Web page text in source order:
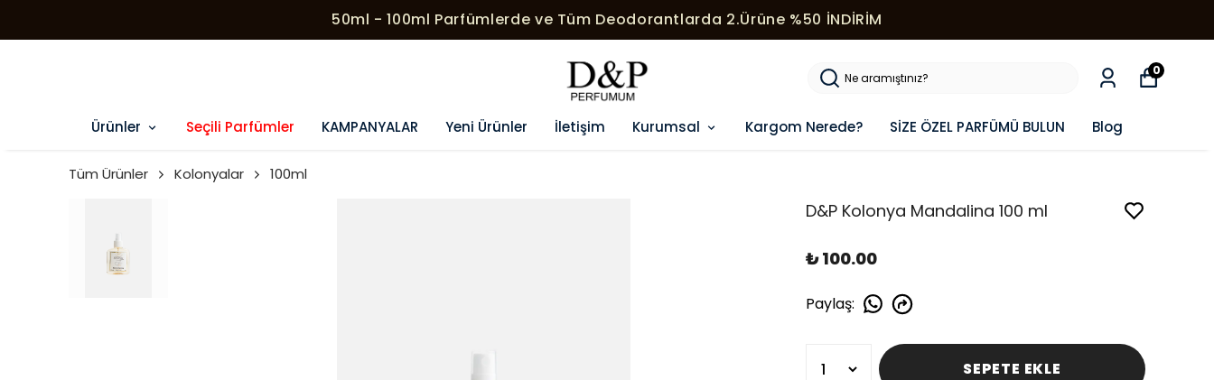
50ml - 100ml Parfümlerde ve Tüm Deodorantlarda 2.Ürüne %50 İNDİRİM
Ürünler Seçili Parfümler KAMPANYALAR Yeni Ürünler İletişim Kurumsal Kargom Nerede? SİZE ÖZEL PARFÜMÜ BULUN Blog
0
Tüm Ürünler Kolonyalar 100ml
D&P Kolonya Mandalina 100 ml
₺ 100.00
Paylaş:
SEPETE EKLE